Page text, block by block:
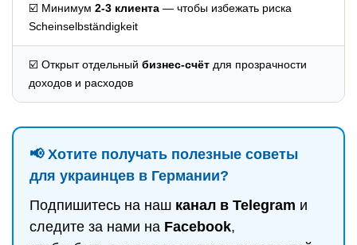
☑️ Минимум 2-3 клиента — чтобы избежать риска
Scheinselbständigkeit
☑️ Открыт отдельный бизнес-счёт для прозрачности
доходов и расходов
📢 Хотите получать полезные советы
для украинцев в Германии?
Подпишитесь на наш канал в Telegram и
следите за нами на Facebook,